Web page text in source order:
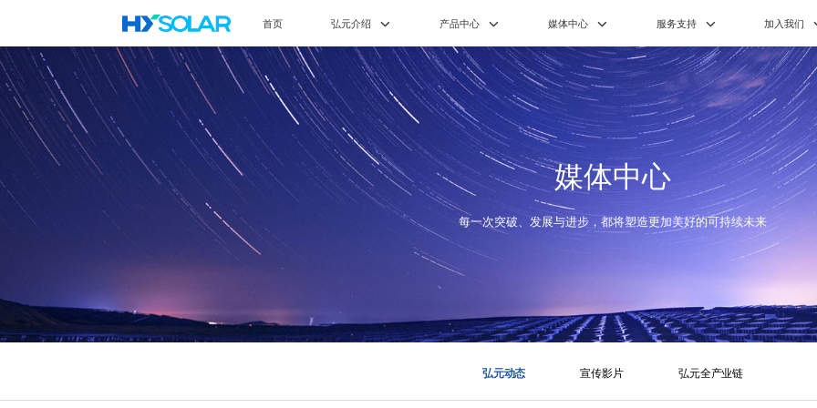
首页 弘元介绍 产品中心 媒体中心 服务支持 加入我们
媒体中心
每一次突破、发展与进步，都将塑造更加美好的可持续未来
弘元动态 宣传影片 弘元全产业链